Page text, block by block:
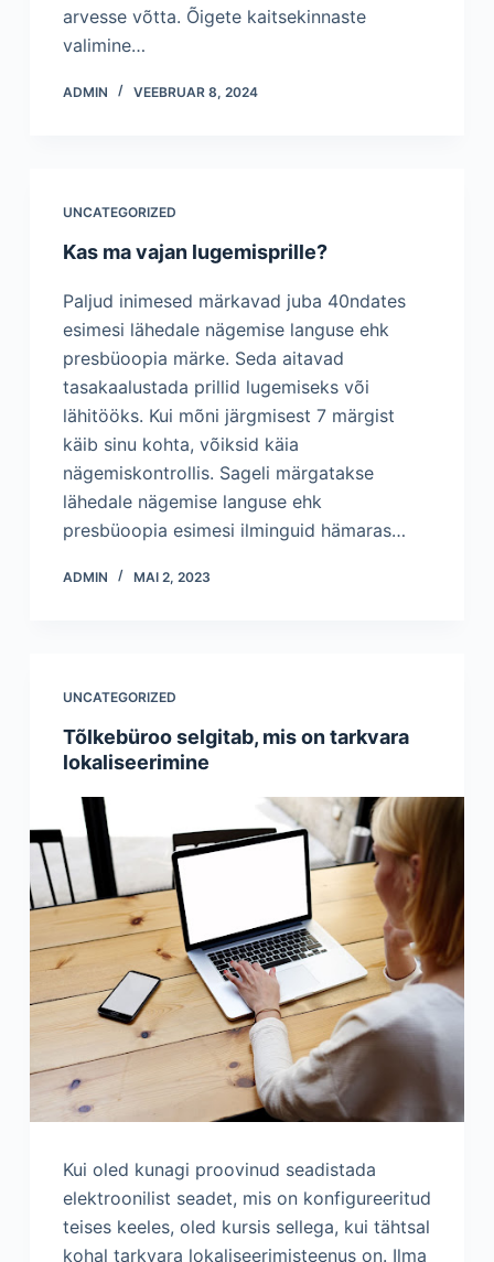
arvesse võtta. Õigete kaitsekinnaste
valimine…
ADMIN VEEBRUAR 8, 2024
UNCATEGORIZED
Kas ma vajan lugemisprille?
Paljud inimesed märkavad juba 40ndates
esimesi lähedale nägemise languse ehk
presbüoopia märke. Seda aitavad
tasakaalustada prillid lugemiseks või
lähitööks. Kui mõni järgmisest 7 märgist
käib sinu kohta, võiksid käia
nägemiskontrollis. Sageli märgatakse
lähedale nägemise languse ehk
presbüoopia esimesi ilminguid hämaras…
ADMIN MAI 2, 2023
UNCATEGORIZED
Tõlkebüroo selgitab, mis on tarkvara
lokaliseerimine
Kui oled kunagi proovinud seadistada
elektroonilist seadet, mis on konfigureeritud
teises keeles, oled kursis sellega, kui tähtsal
kohal tarkvara lokaliseerimisteenus on. Ilma